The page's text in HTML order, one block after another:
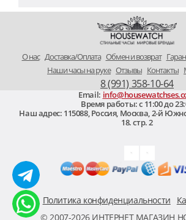
O нас Доставка/Оплата Обмен и возврат
Наши часы на руке Отзывы Контакты
8 (991) 358-10-64
Политика конфиденциальности
Email:
Время работы: c 11:00 до
Наш адрес: 115088, Россия, Москва 2-й
18. стр. 2
© 2007-2026 ИНТЕРНЕТ МАГАЗИН